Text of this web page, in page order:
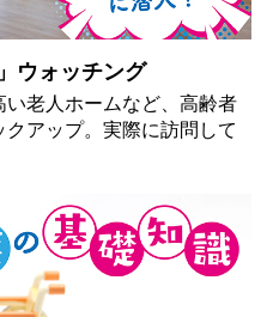
ウォッチング
老人ホームなど、高齢者
アップ。実際に訪問して